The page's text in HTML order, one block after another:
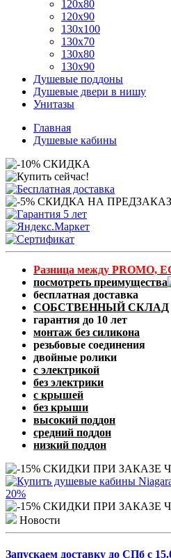
120x80
120x90
130x100
130x70
130x80
130x90
Душевые поддоны
Душевые двери в нишу
Унитазы
Главная
Душевые кабины
Разница между PROMO,
посмотреть преимущества
бесплатная доставка
СОБСТВЕННЫЙ СКЛАД
гарантия до 10 лет
монтаж без силикона
резьбовые соединения
двойные ролики
с электрикой
без электрики
с крышей
без крыши
высокий поддон
средний поддон
низкий поддон
Новости
Запускаем доставку до СПб с